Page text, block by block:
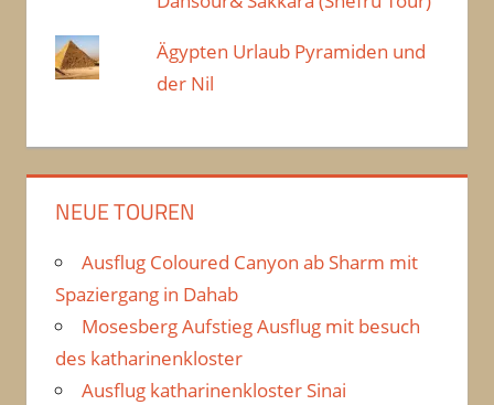
Ägypten Urlaub Pyramiden und
der Nil
NEUE TOUREN
Ausflug Coloured Canyon ab Sharm mit
Spaziergang in Dahab
Mosesberg Aufstieg Ausflug mit besuch
des katharinenkloster
Ausflug katharinenkloster Sinai